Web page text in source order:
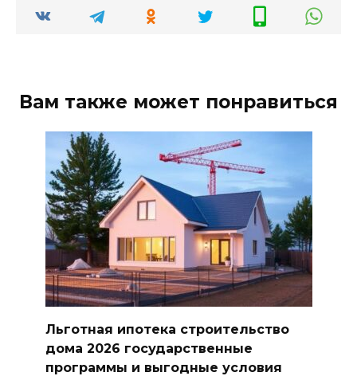
Вам также может понравиться
Льготная ипотека строительство
дома 2026 государственные
программы и выгодные условия